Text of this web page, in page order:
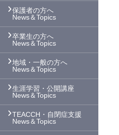
保護者の方へ
News＆Topics
卒業生の方へ
News＆Topics
地域・一般の方へ
News＆Topics
生涯学習・公開講座
News＆Topics
TEACCH・自閉症支援
News＆Topics